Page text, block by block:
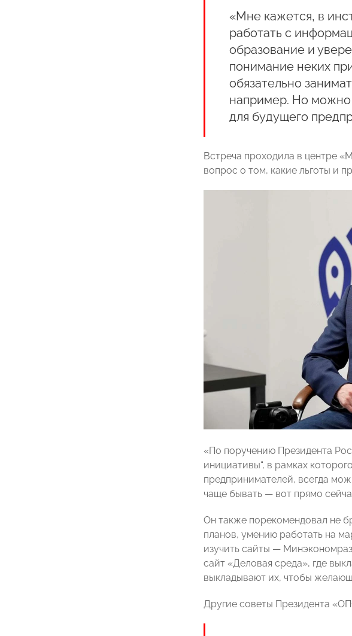
«Мне кажется, в
работать с
образование и
понимание неких
обязательно
например. Но можно
для будущего
Встреча проходила в центре
вопрос о том, какие льготы и
«По поручению Президента
инициативы“, в рамках
предпринимателей, всегда
чаще бывать — вот прямо
Он также порекомендовал не
планов, умению работать на
изучить сайты —
сайт «Деловая среда», где
выкладывают их, чтобы
Другие советы Президента